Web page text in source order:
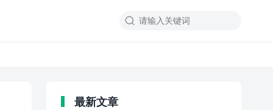

最新文章